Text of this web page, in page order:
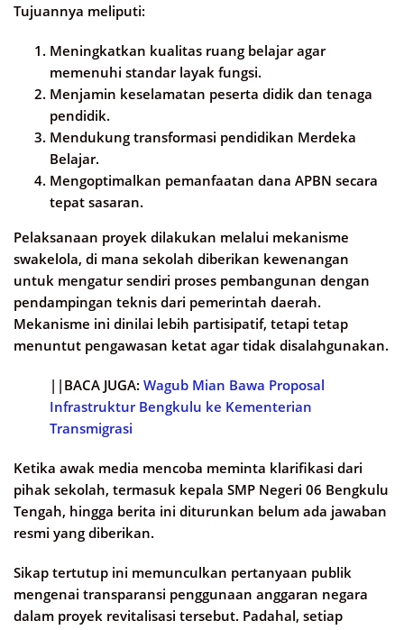
Tujuannya meliputi:
Meningkatkan kualitas ruang belajar agar
memenuhi standar layak fungsi.
Menjamin keselamatan peserta didik dan tenaga
pendidik.
Mendukung transformasi pendidikan Merdeka
Belajar.
Mengoptimalkan pemanfaatan dana APBN secara
tepat sasaran.
Pelaksanaan proyek dilakukan melalui mekanisme
swakelola, di mana sekolah diberikan kewenangan
untuk mengatur sendiri proses pembangunan dengan
pendampingan teknis dari pemerintah daerah.
Mekanisme ini dinilai lebih partisipatif, tetapi tetap
menuntut pengawasan ketat agar tidak disalahgunakan.
||BACA JUGA: Wagub Mian Bawa Proposal
Infrastruktur Bengkulu ke Kementerian
Transmigrasi
Ketika awak media mencoba meminta klarifikasi dari
pihak sekolah, termasuk kepala SMP Negeri 06 Bengkulu
Tengah, hingga berita ini diturunkan belum ada jawaban
resmi yang diberikan.
Sikap tertutup ini memunculkan pertanyaan publik
mengenai transparansi penggunaan anggaran negara
dalam proyek revitalisasi tersebut. Padahal, setiap